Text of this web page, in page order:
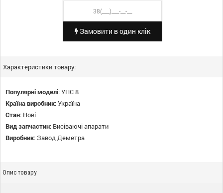
Замовити в один клік
Характеристики товару:
Популярні моделі:УПС 8
Країна виробник:Україна
Стан: Нові
Вид запчастин: Висіваючі апарати
Виробник:Завод Деметра
Опис товару